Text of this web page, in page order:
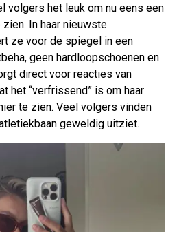
volgers het leuk om nu eens een
In haar nieuwste
ze voor de spiegel in een
geen hardloopschoenen en
direct voor reacties van
het “verfrissend” is om haar
te zien. Veel volgers vinden
geweldig uitziet.